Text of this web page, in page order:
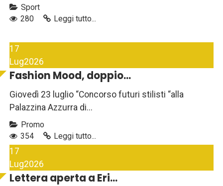
Sport
280
Leggi tutto...
17
Lug2026
Fashion Mood, doppio...
Giovedì 23 luglio “Concorso futuri stilisti “alla
Palazzina Azzurra di...
Promo
354
Leggi tutto...
17
Lug2026
Lettera aperta a Eri...